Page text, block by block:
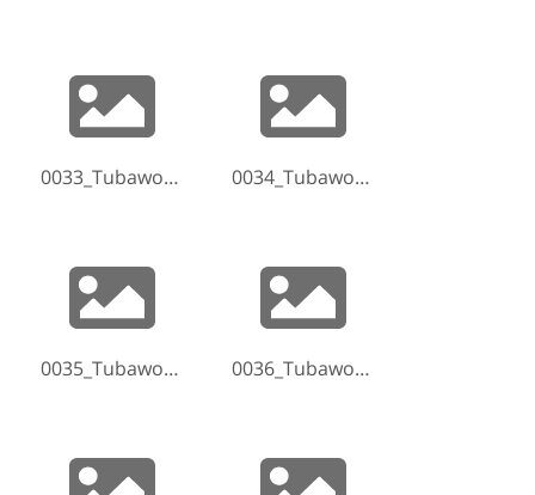
0033_Tubaworkshop-Hammelburg-2017-170520-195505.jpg 0034_Tubaworkshop-Hammelburg-2017-170520-195820-2.jpg
0035_Tubaworkshop-Hammelburg-2017-170520-195848.jpg 0036_Tubaworkshop-Hammelburg-2017-170520-200415.jpg